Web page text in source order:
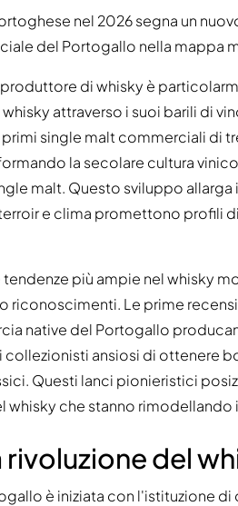
nel 2026 segna un
del Portogallo nella mappa
di whisky è
attraverso i suoi barili di
single malt commerciali di
la secolare cultura
malt. Questo sviluppo
e clima promettono profili
più ampie nel whisky
riconoscimenti. Le prime
native del Portogallo
collezionisti ansiosi di ottenere
Questi lanci pionieristici
whisky che stanno
rivoluzione del
è iniziata con l'istituzione